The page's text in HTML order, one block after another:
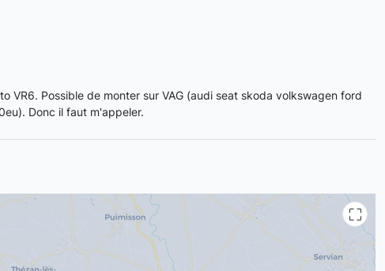
VR6. Possible de monter sur VAG (audi seat skoda volkswagen ford
Donc il faut m'appeler.